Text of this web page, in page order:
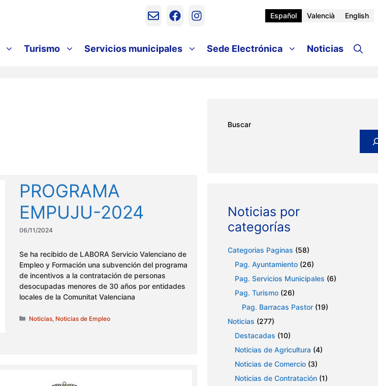
Español Valencià English
Turismo Servicios municipales Sede Electrónica Noticias
PROGRAMA
EMPUJU-2024
06/11/2024
Se ha recibido de LABORA Servicio Valenciano de
Empleo y Formación una subvención del programa
de incentivos a la contratación de personas
desocupadas menores de 30 años por entidades
locales de la Comunitat Valenciana
Categorías
Noticias Noticias de Empleo
Buscar
Noticias por
categorías
Categorias Paginas (58)
Pag. Ayuntamiento (26)
Pag. Servicios Municipales (6)
Pag. Turismo (26)
Pag. Barracas Pastor (19)
Noticias (277)
Destacadas (10)
Noticias de Agricultura (4)
Noticias de Comercio (3)
Noticias de Contratación (1)